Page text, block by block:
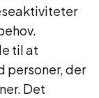
til at
personer, der
Det